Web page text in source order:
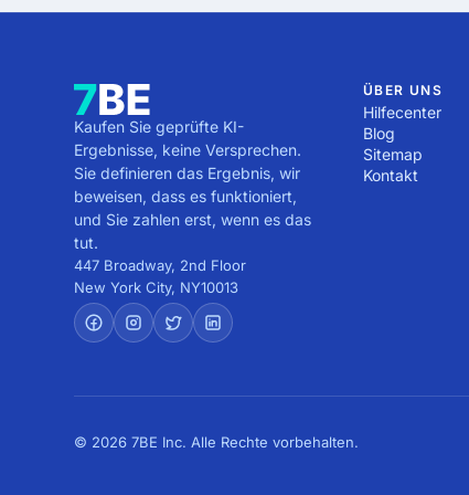
nicht leisten
sind Sie genau
müssen, ist, ein
Kaufen Sie geprüfte KI-
Ergebnisse, keine Versprechen.
Sie definieren das Ergebnis, wir
beweisen, dass es funktioniert,
und Sie zahlen erst, wenn es das
tut.
447 Broadway, 2nd Floor
New York City, NY10013
ÜBER UNS
Hilfecenter
Blog
Sitemap
Kontakt
© 2026 7BE Inc. Alle Rechte vorbehalten.